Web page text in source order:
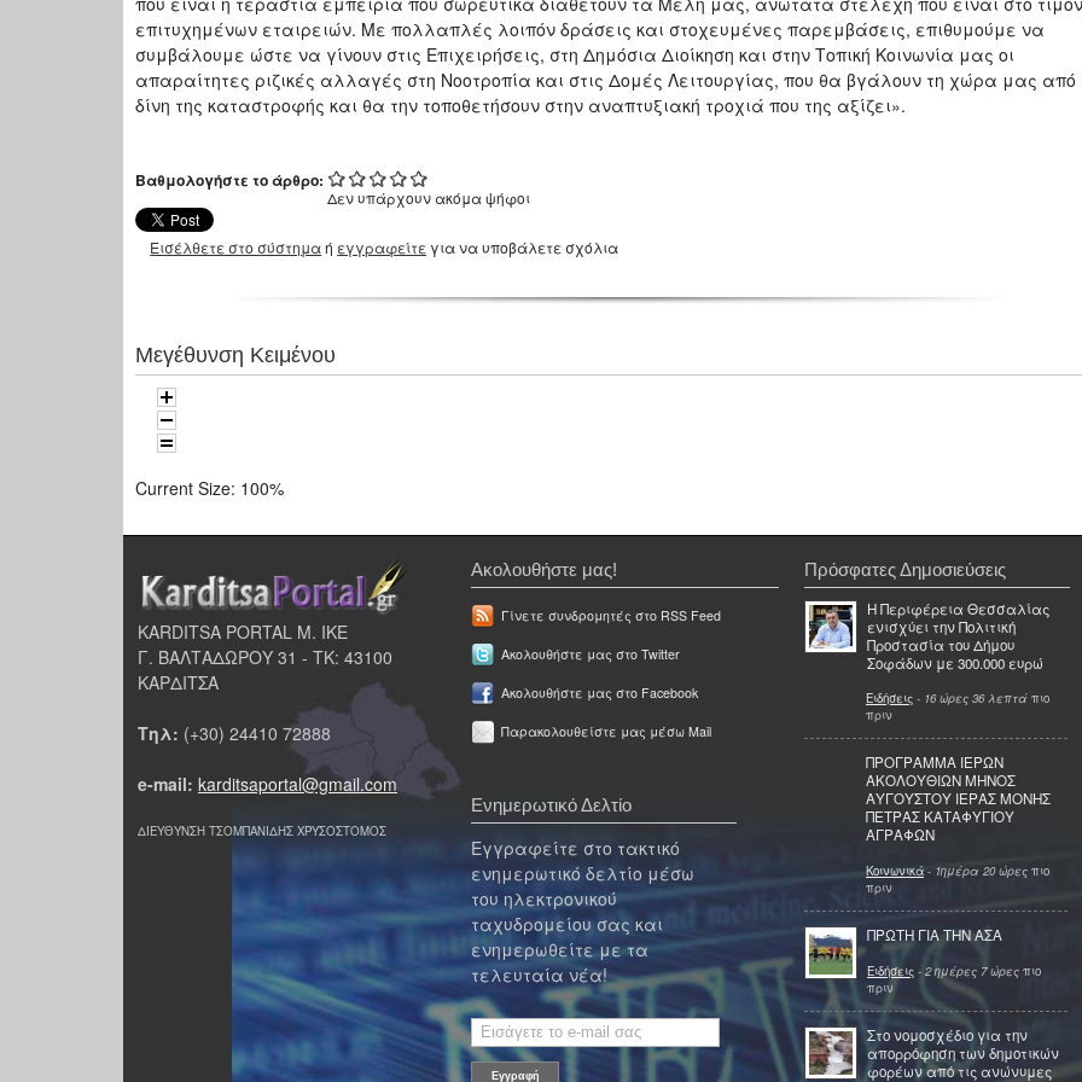
επιτυχημένων εταιρειών. Με πολλαπλές λοιπόν δράσεις και στοχευμένες παρεμβάσεις, επιθυμούμε να
συμβάλουμε ώστε να γίνουν στις Επιχειρήσεις, στη Δημόσια Διοίκηση και στην Τοπική Κοινωνία μας οι
απαραίτητες ριζικές αλλαγές στη Νοοτροπία και στις Δομές Λειτουργίας, που θα βγάλουν τη χώρα μας από
δίνη της καταστροφής και θα την τοποθετήσουν στην αναπτυξιακή τροχιά που της αξίζει».
Βαθμολογήστε το άρθρο:
Δεν υπάρχουν ακόμα ψήφοι
Εισέλθετε στο σύστημαή εγγραφείτε για να υποβάλετε σχόλια
Μεγέθυνση Κειμένου
Current Size: 100%
KARDITSA PORTAL Μ. ΙΚΕ
Γ. ΒΑΛΤΑΔΩΡΟΥ 31 - ΤΚ: 43100
ΚΑΡΔΙΤΣΑ
Τηλ: (+30) 24410 72888
e-mail: karditsaportal@gmail.com
ΔΙΕΥΘΥΝΣΗ ΤΣΟΜΠΑΝΙΔΗΣ ΧΡΥΣΟΣΤΟΜΟΣ
Ακολουθήστε μας!
Γίνετε συνδρομητές στο RSS Feed
Ακολουθήστε μας στο Twitter
Ακολουθήστε μας στο Facebook
Παρακολουθείστε μας μέσω Mail
Ενημερωτικό Δελτίο
Εγγραφείτε στο τακτικό
ενημερωτικό δελτίο μέσω
του ηλεκτρονικού
ταχυδρομείου σας και
ενημερωθείτε με τα
τελευταία νέα!
Πρόσφατες Δημοσιεύσεις
Η Περιφέρεια Θεσσαλίας
ενισχύει την Πολιτική
Προστασία του Δήμου
Σοφάδων με 300.000 ευρώ
Ειδήσεις - 16 ώρες 36 λεπτά πιο
πριν
ΠΡΟΓΡΑΜΜΑ ΙΕΡΩΝ
ΑΚΟΛΟΥΘΙΩΝ ΜΗΝΟΣ
ΑΥΓΟΥΣΤΟΥ ΙΕΡΑΣ ΜΟΝΗΣ
ΠΕΤΡΑΣ ΚΑΤΑΦΥΓΙΟΥ
ΑΓΡΑΦΩΝ
Κοινωνικά - 1ημέρα 20 ώρες πιο
πριν
ΠΡΩΤΗ ΓΙΑ ΤΗΝ ΑΣΑ
Ειδήσεις - 2 ημέρες 7 ώρες πιο
πριν
Στο νομοσχέδιο για την
απορρόφηση των δημοτικών
φορέων από τις ανώνυμες